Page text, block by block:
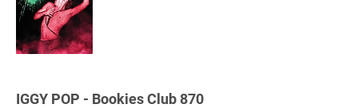
IGGY POP - Bookies Club 870